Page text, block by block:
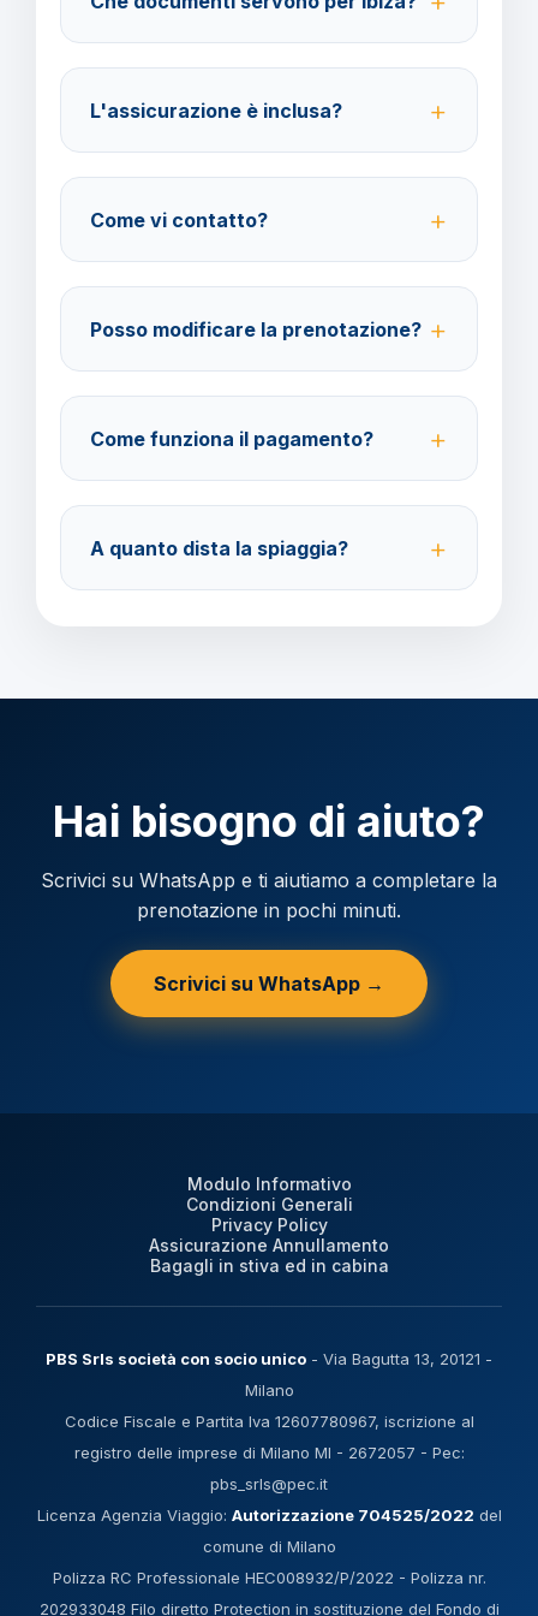
corso di validità. Non serve il visto per cittadini
italiani.L'assicurazione è inclusa?
consigliate per coprire spese mediche,
annullamento e bagaglio.
Come vi contatto?
amministrazione@barbaviaggi.it, o attraverso il
nostro sito barbaviaggi.it.
Posso modificare la prenotazione?
Costo della modifica 70 euro a pratica.
Come funziona il pagamento?
Acconto del 40%, saldo 30 giorni prima della
partenza.
A quanto dista la spiaggia?
spiagge di Ibiza, facilmente raggiungibili a piedi o
Hai bisogno di aiuto?
Scrivici su WhatsApp e ti aiutiamo a completare la
prenotazione in pochi minuti.
Scrivici su WhatsApp →
Modulo Informativo
Condizioni Generali
Privacy Policy
Assicurazione Annullamento
Bagagli in stiva ed in cabina
PBS Srls società con socio unico - Via Bagutta 13, 20121 -
Milano
Codice Fiscale e Partita Iva 12607780967, iscrizione al
registro delle imprese di Milano MI - 2672057 - Pec:
pbs_srls@pec.it
Licenza Agenzia Viaggio: Autorizzazione 704525/2022 del
comune di Milano
Polizza RC Professionale HEC008932/P/2022 - Polizza nr.
202933048 Filo diretto Protection in sostituzione del Fondo di